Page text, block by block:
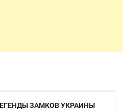
ЗАМКОВ УКРАИНЫ